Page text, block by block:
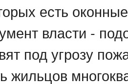
есть
власти -
под угрозу
жильцов